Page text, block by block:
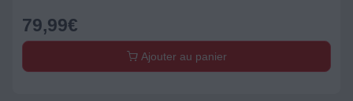
79,99€
Ajouter au panier